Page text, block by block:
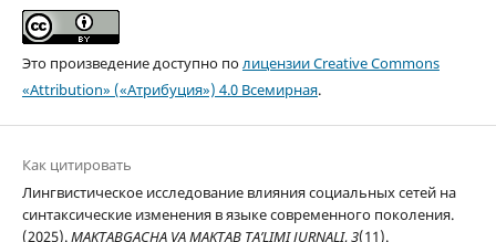
Это произведение доступно полицензии Creative Commons
«Attribution» («Атрибуция») 4.0 Всемирная.
Как цитировать
Лингвистическое исследование влияния социальных сетей на
синтаксические изменения в языке современного поколения.
(2025).MAKTABGACHA VA MAKTAB TA’LIMI JURNALI,3(11).